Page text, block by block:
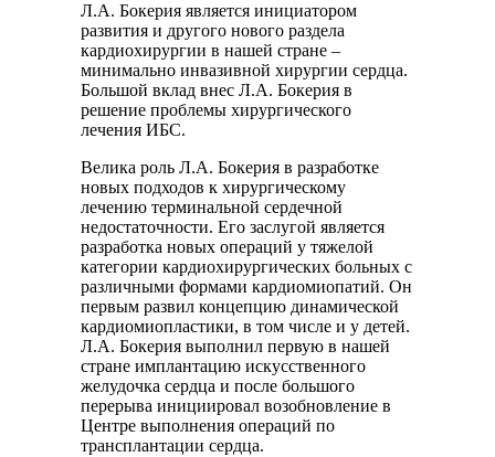
Л.А. Бокерия является инициатором
развития и другого нового раздела
кардиохирургии в нашей стране –
минимально инвазивной хирургии сердца.
Большой вклад внес Л.А. Бокерия в
решение проблемы хирургического
лечения ИБС.
Велика роль Л.А. Бокерия в разработке
новых подходов к хирургическому
лечению терминальной сердечной
недостаточности. Его заслугой является
разработка новых операций у тяжелой
категории кардиохирургических больных с
различными формами кардиомиопатий. Он
первым развил концепцию динамической
кардиомиопластики, в том числе и у детей.
Л.А. Бокерия выполнил первую в нашей
стране имплантацию искусственного
желудочка сердца и после большого
перерыва инициировал возобновление в
Центре выполнения операций по
трансплантации сердца.